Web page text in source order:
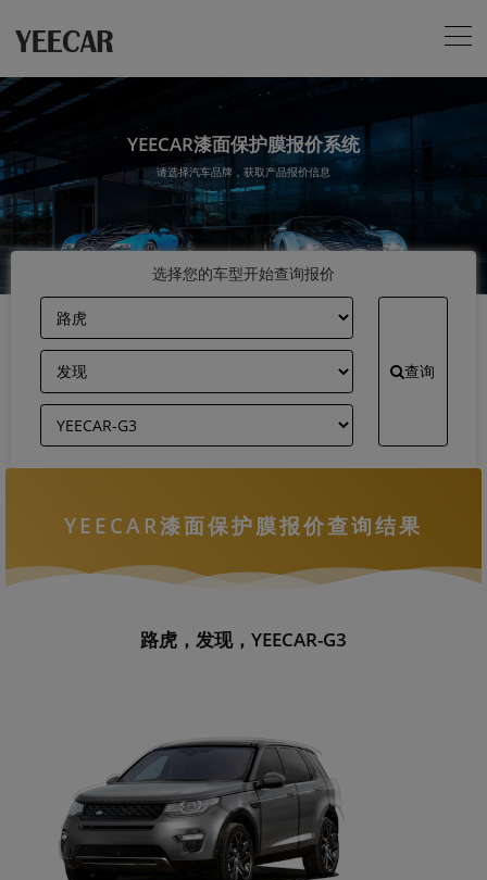
YEECAR漆面保护膜报价系统
请选择汽车品牌，获取产品报价信息
选择您的车型开始查询报价
查询
YEECAR漆面保护膜报价查询结果
路虎，发现，YEECAR-G3